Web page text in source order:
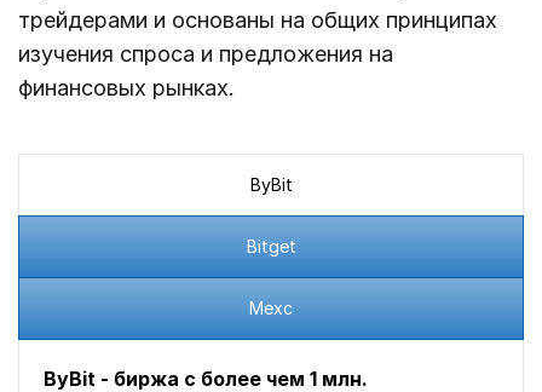
трейдерами и основаны на общих принципах
изучения спроса и предложения на
финансовых рынках.
ByBit
Bitget
Mexc
ByBit - биржа с более чем 1 млн.